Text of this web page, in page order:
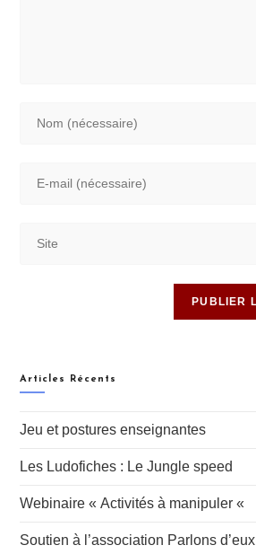
Articles Récents
Jeu et postures enseignantes
Les Ludofiches : Le Jungle speed
Webinaire « Activités à manipuler «
Soutien à l’association Parlons d’eux